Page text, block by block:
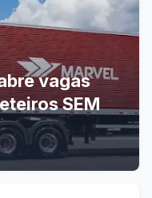
vagas
SEM